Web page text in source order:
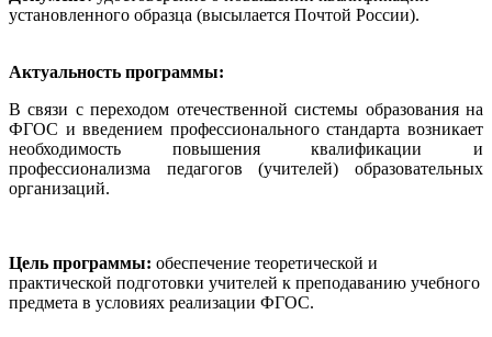
установленного образца (высылается Почтой России).
Актуальность программы:
В связи с переходом отечественной системы образования на
ФГОС и введением профессионального стандарта возникает
необходимость повышения квалификации и
профессионализма педагогов (учителей) образовательных
организаций.
Цель программы: обеспечение теоретической и
практической подготовки учителей к преподаванию учебного
предмета в условиях реализации ФГОС.